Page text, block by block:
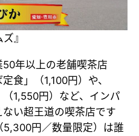
』
年以上の老舗喫茶店
食」（1,100円）や、
（1,550円）など、インパ
い超王道の喫茶店です
5,300円／数量限定）は誰